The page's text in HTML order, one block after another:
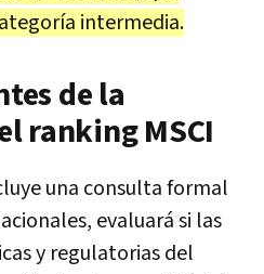
intermedia.
de la
ranking MSCI
una consulta formal
evaluará si las
y regulatorias del